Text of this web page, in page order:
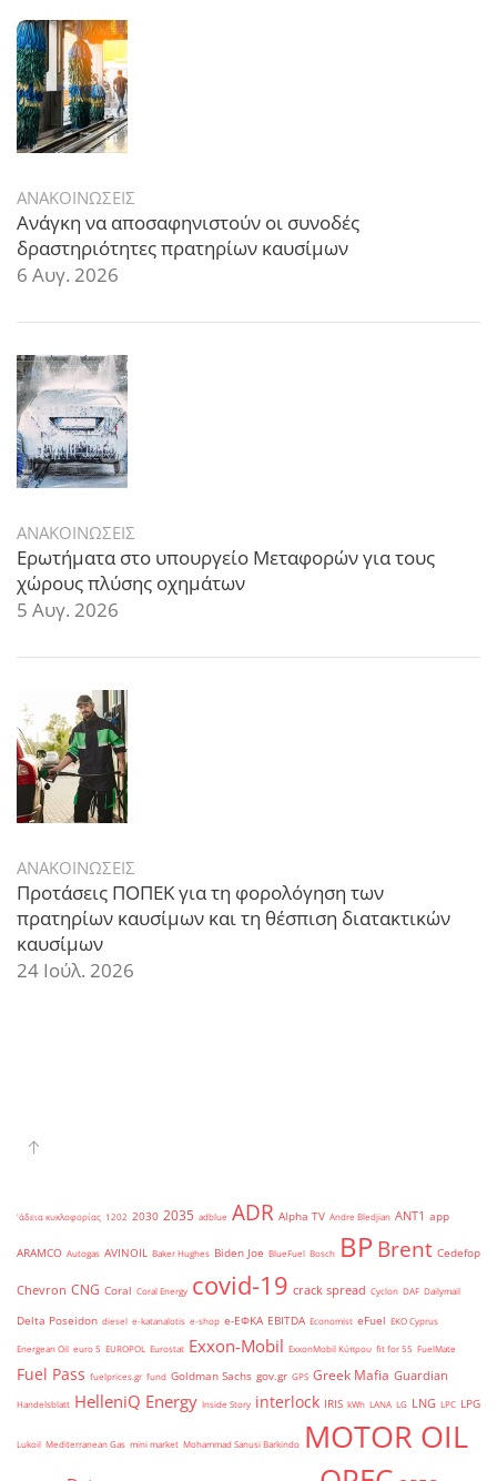
ΑΝΑΚΟΙΝΩΣΕΙΣ
Ανάγκη να αποσαφηνιστούν οι συνοδές
δραστηριότητες πρατηρίων καυσίμων
6 Αυγ. 2026
ΑΝΑΚΟΙΝΩΣΕΙΣ
Ερωτήματα στο υπουργείο Μεταφορών για τους
χώρους πλύσης οχημάτων
5 Αυγ. 2026
ΑΝΑΚΟΙΝΩΣΕΙΣ
Προτάσεις ΠΟΠΕΚ για τη φορολόγηση των
πρατηρίων καυσίμων και τη θέσπιση διατακτικών
καυσίμων
24 Ιούλ. 2026
'άδεια κυκλοφορίας 1202 2030 2035 adblue ADR Alpha TV Andre Bledjian ANT1 app
ARAMCO Autogas AVINOIL Baker Hughes Biden Joe BlueFuel Bosch BPBrent Cedefop
Chevron CNG Coral Coral Energy covid-19 crack spread Cyclon DAF Dailymail
Delta Poseidon diesel e-katanalotis e-shop e-ΕΦΚΑ EBITDA Economist eFuel EKO Cyprus
Energean Oil euro 5 EUROPOL Eurostat Exxon-Mobil ExxonMobil Κύπρου fit for 55 FuelMate
Fuel Pass fuelprices.gr fund Goldman Sachs gov.gr GPS Greek Mafia Guardian
Handelsblatt HelleniQ Energy Inside Story interlock IRIS kWh LANA LG LNG LPC LPG
Lukoil Mediterranean Gas mini market Mohammad Sanusi Barkindo MOTOR OIL